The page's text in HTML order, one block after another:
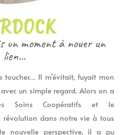
un moment à nouer un
lien...
toucher… Il m’évitait, fuyait mon
un simple regard. Alors on a
Soins Coopératifs et le
révolution dans notre vie à tous
nouvelle perspective, il a pu